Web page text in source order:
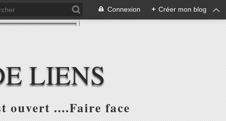
Connexion + Créer mon blog
LIENS
ouvert ....Faire face